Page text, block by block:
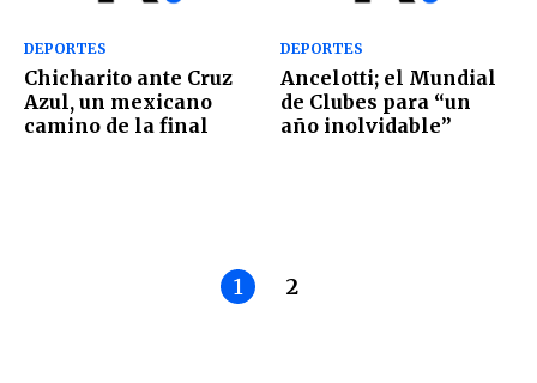
DEPORTES
Chicharito ante Cruz
Azul, un mexicano
camino de la final
DEPORTES
Ancelotti; el Mundial
de Clubes para “un
año inolvidable”
1 2